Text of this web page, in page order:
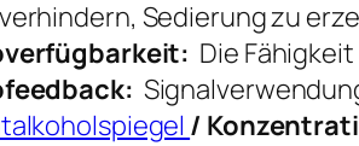
Sedierung zu
Die
/